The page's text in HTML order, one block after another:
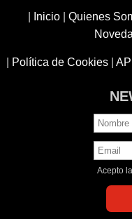
Inicio Quienes
Política de Cookies
Acepto